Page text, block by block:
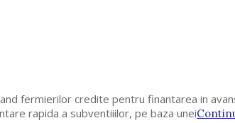
fermierilor credite pentru finantarea in
rapida a subventiiilor, pe baza unei